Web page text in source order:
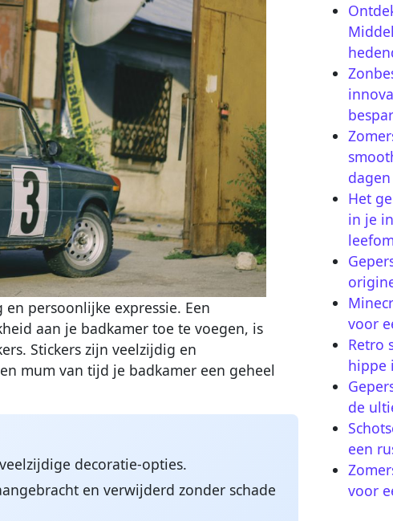
persoonlijke expressie. Een
aan je badkamer toe te voegen, is
Stickers zijn veelzijdig en
mum van tijd je badkamer een geheel
decoratie-opties.
en verwijderd zonder schade
dagen
Het
in je
voor
Retro
hippe
de
een
voor